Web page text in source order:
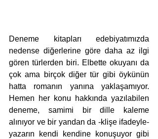
Deneme kitapları edebiyatımızda
nedense diğerlerine göre daha az ilgi
gören türlerden biri. Elbette okuyanı da
çok ama birçok diğer tür gibi öykünün
hatta romanın yanına yaklaşamıyor.
Hemen her konu hakkında yazılabilen
deneme, samimi bir dille kaleme
alınıyor ve bir yandan da -klişe ifadeyle-
yazarın kendi kendine konuşuyor gibi